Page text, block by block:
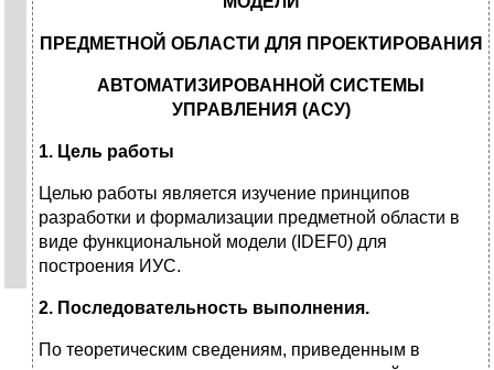
ПРЕДМЕТНОЙ ОБЛАСТИ ДЛЯ ПРОЕКТИРОВАНИЯ
АВТОМАТИЗИРОВАННОЙ СИСТЕМЫ
УПРАВЛЕНИЯ (АСУ)
1. Цель работы
Целью работы является изучение принципов
разработки и формализации предметной области в
виде функциональной модели (IDEF0) для
построения ИУС.
2. Последовательность выполнения.
По теоретическим сведениям, приведенным в